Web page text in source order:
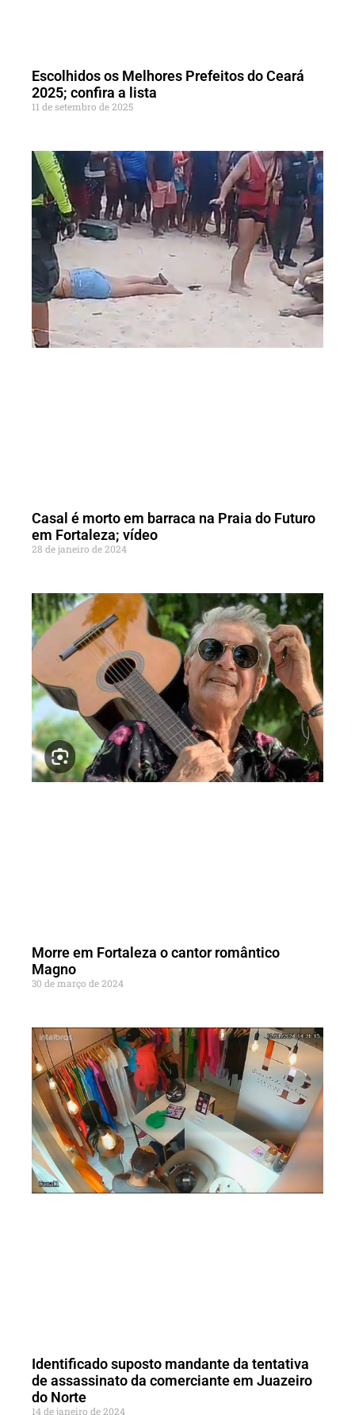
Escolhidos os Melhores Prefeitos do Ceará
2025; confira a lista
11 de setembro de 2025
Casal é morto em barraca na Praia do Futuro
em Fortaleza; vídeo
28 de janeiro de 2024
Morre em Fortaleza o cantor romântico
Magno
30 de março de 2024
Identificado suposto mandante da tentativa
de assassinato da comerciante em Juazeiro
do Norte
14 de janeiro de 2024